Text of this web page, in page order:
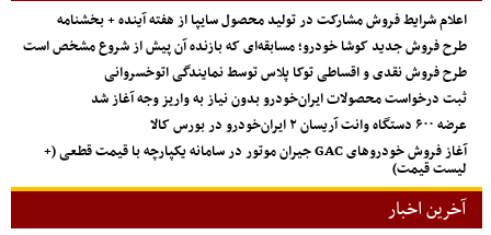
اعلام شرایط فروش مشارکت در تولید محصول سایپا از هفته آینده + بخشنامه
طرح فروش جدید کوشا خودرو؛ مسابقه‌ای که بازنده آن پیش از شروع مشخص است
طرح فروش نقدی و اقساطی توکا پلاس توسط نمایندگی اتوخسروانی
ثبت درخواست محصولات ایران‌خودرو بدون نیاز به واریز وجه آغاز شد
عرضه ۶۰۰ دستگاه وانت آریسان ۲ ایران‌خودرو در بورس کالا
آغاز فروش خودروهای GAC جیران موتور در سامانه یکپارچه با قیمت قطعی (+
لیست قیمت)
آخرین اخبار